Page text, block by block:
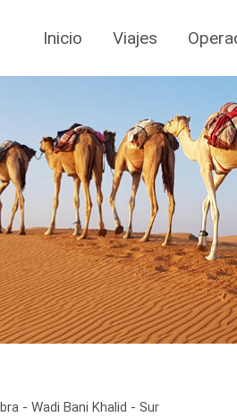
Inicio Viajes
- Wadi Bani Khalid - Sur